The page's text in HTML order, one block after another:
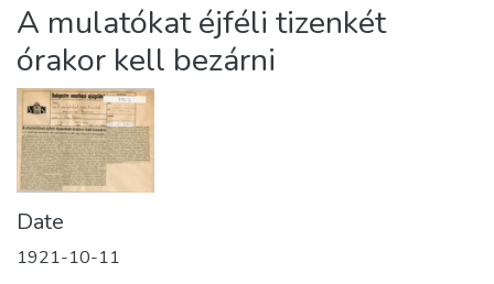
About us
A mulatókat éjféli tizenkét
órakor kell bezárni
Date
1921-10-11